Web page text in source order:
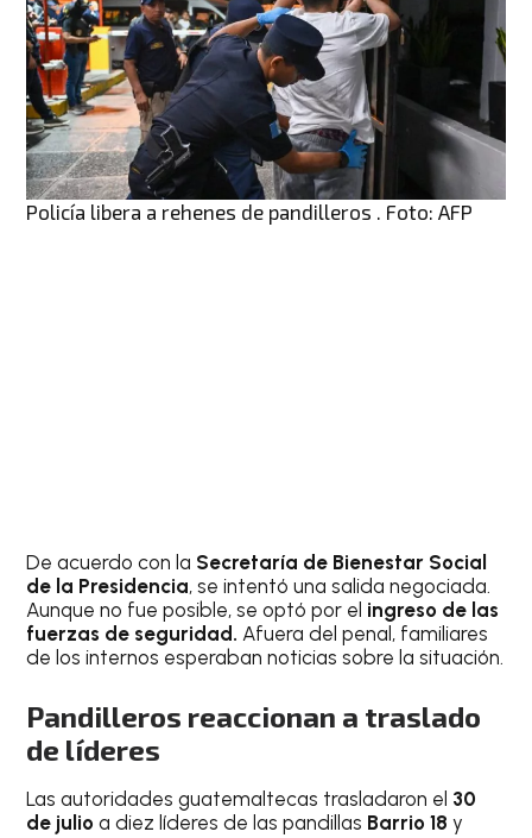
Policía libera a rehenes de pandilleros . Foto: AFP
De acuerdo con la Secretaría de Bienestar Social
de la Presidencia, se intentó una salida negociada.
Aunque no fue posible, se optó por el ingreso de las
fuerzas de seguridad.Afuera del penal, familiares
de los internos esperaban noticias sobre la situación.
Pandilleros reaccionan a traslado
de líderes
Las autoridades guatemaltecas trasladaron el 30
de julio a diez líderes de las pandillas Barrio 18 y